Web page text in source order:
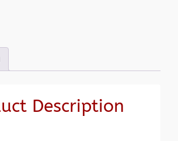
Description